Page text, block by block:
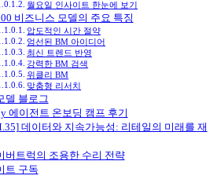
월요일 인사이트 한눈에 보기
비즈니스 모델의 주요 특징
압도적인 시간 절약
엄선된 BM 아이디어
최신 트렌드 반영
강력한 BM 검색
위클리 BM
맞춤형 리서치
델 블로그
에이전트 온보딩 캠프 후기
데이터와 지속가능성: 리테일의 미래를 재
버트럭의 조용한 수리 전략
트 구독